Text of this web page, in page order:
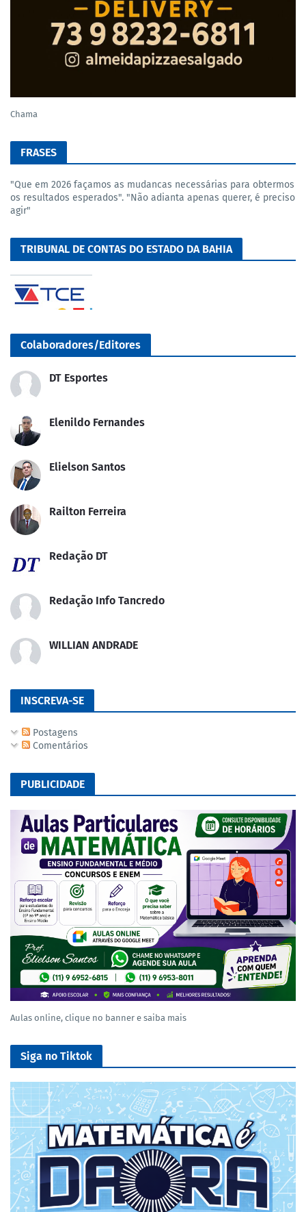
Chama
FRASES
"Que em 2026 façamos as mudancas necessárias para obtermos
os resultados esperados". "Não adianta apenas querer, é preciso
agir"
TRIBUNAL DE CONTAS DO ESTADO DA BAHIA
Colaboradores/Editores
DT Esportes
Elenildo Fernandes
Elielson Santos
Railton Ferreira
Redação DT
Redação Info Tancredo
WILLIAN ANDRADE
INSCREVA-SE
Postagens
Comentários
PUBLICIDADE
Aulas online, clique no banner e saiba mais
Siga no Tiktok